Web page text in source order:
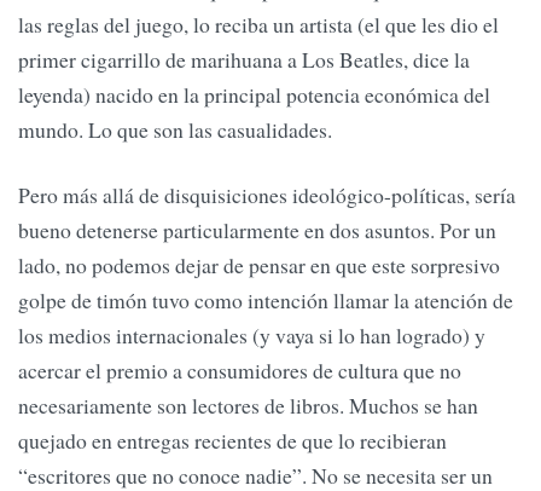
las reglas del juego, lo reciba un artista (el que les dio el
primer cigarrillo de marihuana a Los Beatles, dice la
leyenda) nacido en la principal potencia económica del
mundo. Lo que son las casualidades.
Pero más allá de disquisiciones ideológico-políticas, sería
bueno detenerse particularmente en dos asuntos. Por un
lado, no podemos dejar de pensar en que este sorpresivo
golpe de timón tuvo como intención llamar la atención de
los medios internacionales (y vaya si lo han logrado) y
acercar el premio a consumidores de cultura que no
necesariamente son lectores de libros. Muchos se han
quejado en entregas recientes de que lo recibieran
“escritores que no conoce nadie”. No se necesita ser un